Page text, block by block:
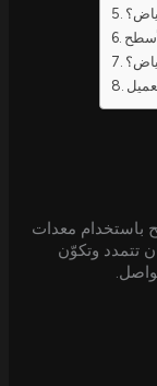
باستخدام معدات
تتمدد وتكوّن